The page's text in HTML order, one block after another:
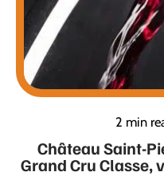
2 min
Château Saint-
Grand Cru Classe,